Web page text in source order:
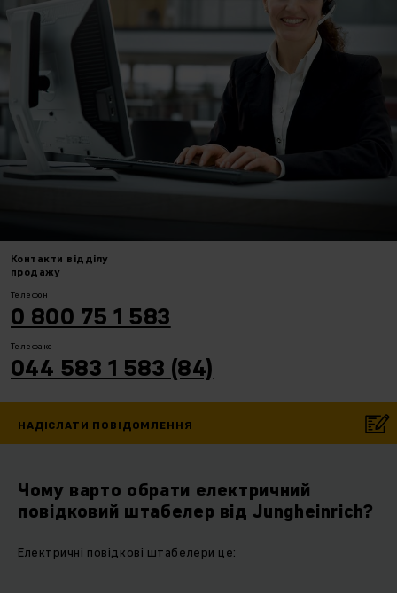
Контакти відділу
продажу
Телефон
0 800 75 1 583
Телефакс
044 583 1 583 (84)
НАДІСЛАТИ ПОВІДОМЛЕННЯ
Чому варто обрати електричний
повідковий штабелер від Jungheinrich?
Електричні повідкові штабелери це: